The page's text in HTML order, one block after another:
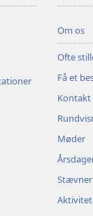
Om os
Ofte
Få et
Kontakt
Møder
Stævner